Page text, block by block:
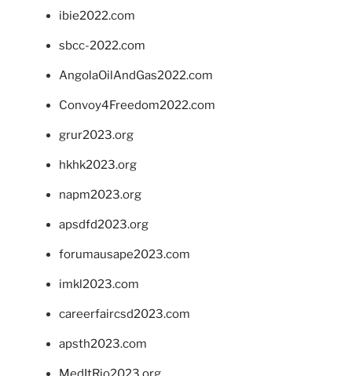
ibie2022.com
sbcc-2022.com
AngolaOilAndGas2022.com
Convoy4Freedom2022.com
grur2023.org
hkhk2023.org
napm2023.org
apsdfd2023.org
forumausape2023.com
imkl2023.com
careerfaircsd2023.com
apsth2023.com